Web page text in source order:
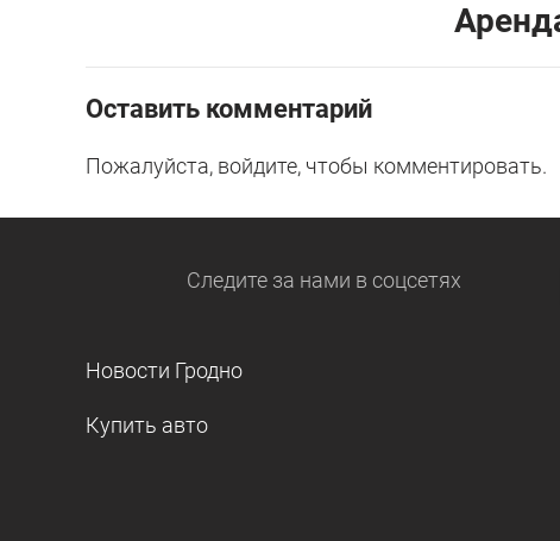
Оставить комментарий
Пожалуйста, войдите, чтобы комментировать.
Следите за нами в соцсетях
Новости Гродно
Купить авто